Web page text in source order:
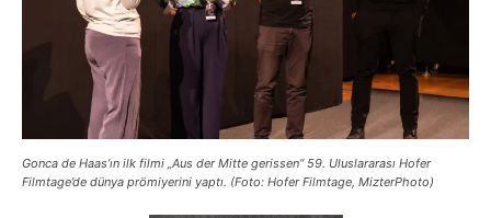
Gonca de Haas’ın ilk filmi „Aus der Mitte gerissen“ 59. Uluslararası Hofer
Filmtage’de dünya prömiyerini yaptı. (Foto: Hofer Filmtage, MizterPhoto)